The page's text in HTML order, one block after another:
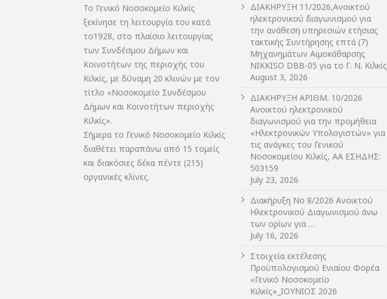
Το Γενικό Νοσοκομείο Κιλκίς
ξεκίνησε τη λειτουργία του κατά
το1928, στο πλαίσιο λειτουργίας
των Συνδέσμου Δήμων και
Κοινοτήτων της περιοχής του
Κιλκίς, με δύναμη 20 κλινών με τον
τίτλο «Νοσοκομείο Συνδέσμου
Δήμων και Κοινοτήτων περιοχής
Κιλκίς».
Σήμερα το Γενικό Νοσοκομείο Κιλκίς
διαθέτει παραπάνω από 15 τομείς
και διακόσιες δέκα πέντε (215)
οργανικές κλίνες.
ΔIΑΚΗΡΥΞΗ 11/2026,Ανοικτού
ηλεκτρονικού διαγωνισμού για
την ανάθεση υπηρεσιών ετήσιας
τακτικής Συντήρησης επτά (7)
Μηχανημάτων Αιμοκάθαρσης
NIKKISO DBB-05 για το Γ. Ν. Κιλκίς
August 3, 2026
ΔIΑΚΗΡΥΞΗ ΑΡIΘΜ. 10/2026
Ανοικτού ηλεκτρονικού
διαγωνισμού για την προμήθεια
«Ηλεκτρονικών Υπολογιστών» για
τις ανάγκες του Γενικού
Νοσοκομείου Κιλκίς, ΑΑ ΕΣΗΔΗΣ:
503159
July 23, 2026
Διακήρυξη Νο 8/2026 Ανοικτού
Ηλεκτρονικού Διαγωνισμού άνω
των ορίων για …
July 16, 2026
Στοιχεία εκτέλεσης
Προϋπολογισμού Ενιαίου Φορέα
«Γενικό Νοσοκομείο
Κιλκίς»_ΙΟΥΝΙΟΣ 2026